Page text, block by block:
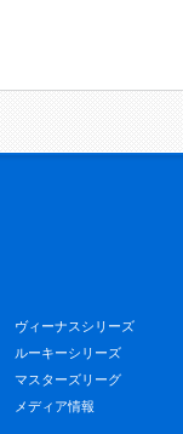
ヴィーナスシリーズ
ルーキーシリーズ
マスターズリーグ
メディア情報